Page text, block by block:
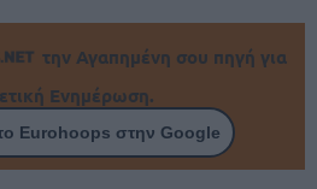
την Αγαπημένη σου πηγή για
Ενημέρωση.
Eurohoops στην Google